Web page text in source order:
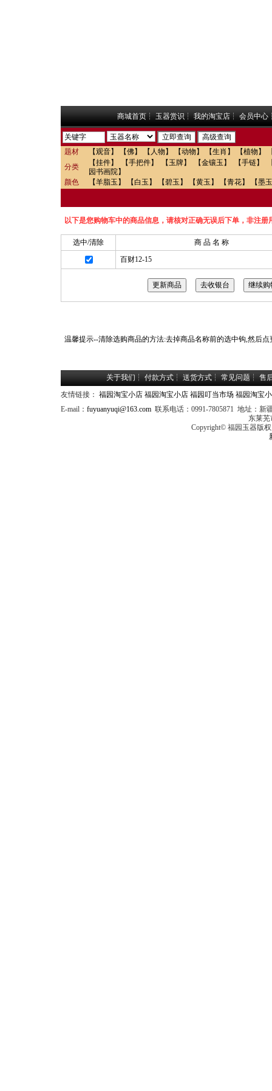
商城首页 ┆ 玉器赏识 ┆ 我的淘宝店 ┆ 会员中心
题材 【观音】 【佛】 【人物】 【动物】 【生肖】 【植物】
分类
【挂件】 【手把件】 【玉牌】 【金镶玉】 【手链】
园书画院】
颜色
【羊脂玉】 【白玉】 【碧玉】 【黄玉】 【青花】 【墨
以下是您购物车中的商品信息，请核对正确无误后下单，非注
选中/清除
商 品 名 称
百财12-15
温馨提示--清除选购商品的方法:去掉商品名称前的选中钩,然后
关于我们 ┆ 付款方式 ┆ 送货方式 ┆ 常见问题 ┆
售
友情链接： 福园淘宝小店 福园淘宝小店 福园叮当市场 福园淘宝
E-mail： fuyuanyuqi@163.com 联系电话：0991-7805871 地址：
东莱
Copyright© 福园玉器版